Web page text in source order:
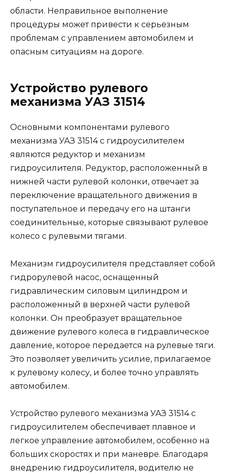
области. Неправильное выполнение
процедуры может привести к серьезным
проблемам с управлением автомобилем и
опасным ситуациям на дороге.
Устройство рулевого
механизма УАЗ 31514
Основными компонентами рулевого
механизма УАЗ 31514 с гидроусилителем
являются редуктор и механизм
гидроусилителя. Редуктор, расположенный в
нижней части рулевой колонки, отвечает за
переключение вращательного движения в
поступательное и передачу его на штанги
соединительные, которые связывают рулевое
колесо с рулевыми тягами.
Механизм гидроусилителя представляет собой
гидрорулевой насос, оснащенный
гидравлическим силовым цилиндром и
расположенный в верхней части рулевой
колонки. Он преобразует вращательное
движение рулевого колеса в гидравлическое
давление, которое передается на рулевые тяги.
Это позволяет увеличить усилие, прилагаемое
к рулевому колесу, и более точно управлять
автомобилем.
Устройство рулевого механизма УАЗ 31514 с
гидроусилителем обеспечивает плавное и
легкое управление автомобилем, особенно на
больших скоростях и при маневре. Благодаря
внедрению гидроусилителя, водителю не